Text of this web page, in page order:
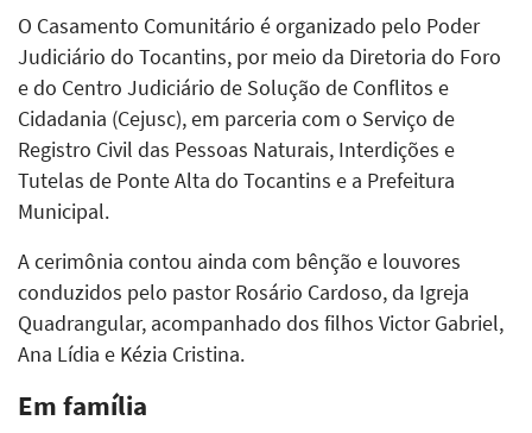
O Casamento Comunitário é organizado pelo Poder
Judiciário do Tocantins, por meio da Diretoria do Foro
e do Centro Judiciário de Solução de Conflitos e
Cidadania (Cejusc), em parceria com o Serviço de
Registro Civil das Pessoas Naturais, Interdições e
Tutelas de Ponte Alta do Tocantins e a Prefeitura
Municipal.
A cerimônia contou ainda com bênção e louvores
conduzidos pelo pastor Rosário Cardoso, da Igreja
Quadrangular, acompanhado dos filhos Victor Gabriel,
Ana Lídia e Kézia Cristina.
Em família